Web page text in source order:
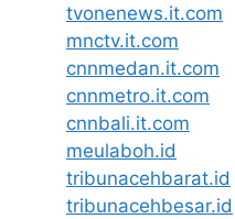
tvonenews.it.com
mnctv.it.com
cnnmedan.it.com
cnnmetro.it.com
cnnbali.it.com
meulaboh.id
tribunacehbarat.id
tribunacehbesar.id